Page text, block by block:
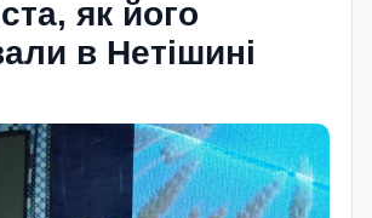
як його
в Нетішині